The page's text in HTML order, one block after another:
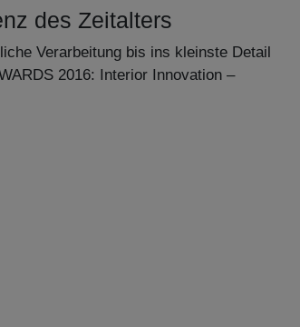
des Zeitalters
Verarbeitung bis ins kleinste Detail
2016: Interior Innovation –